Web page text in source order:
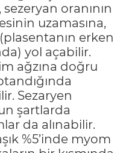
oranının
uzamasına,
erken
yol açabilir.
ağzına doğru
Sezaryen
şartlarda
da alınabilir.
%5’inde myom